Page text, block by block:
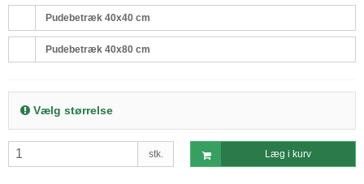
Pudebetræk 40x40 cm
Pudebetræk 40x80 cm
Vælg størrelse
stk. Læg i kurv